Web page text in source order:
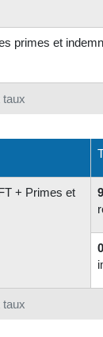
taux
primes et
taux
+ Primes et